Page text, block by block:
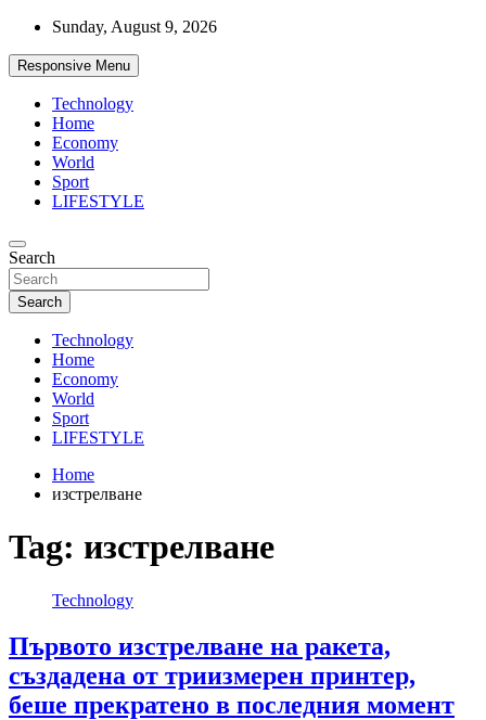
Skip
content
Sunday, August 9, 2026
Responsive Menu
Technology
Home
Economy
World
Sport
LIFESTYLE
d7-news.com
News
Search
Search
Technology
Home
Economy
World
Sport
LIFESTYLE
Home
изстрелване
Tag: изстрелване
Technology
Първото изстрелване на ракета,
създадена от триизмерен принтер,
беше прекратено в последния момент